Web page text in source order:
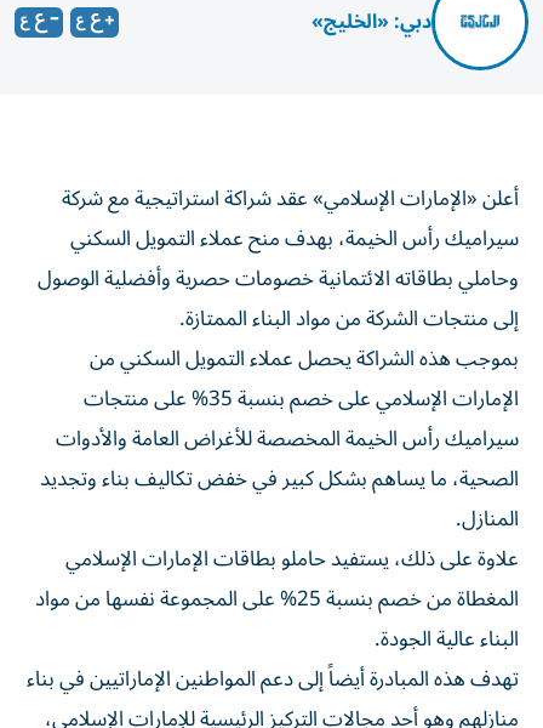
دبي: «الخليج»
أعلن «الإمارات الإسلامي» عقد شراكة استراتيجية مع شركة
سيراميك رأس الخيمة، بهدف منح عملاء التمويل السكني
وحاملي بطاقاته الائتمانية خصومات حصرية وأفضلية الوصول
إلى منتجات الشركة من مواد البناء الممتازة.
بموجب هذه الشراكة يحصل عملاء التمويل السكني من
الإمارات الإسلامي على خصم بنسبة 35% على منتجات
سيراميك رأس الخيمة المخصصة للأغراض العامة والأدوات
الصحية، ما يساهم بشكل كبير في خفض تكاليف بناء وتجديد
المنازل.
علاوة على ذلك، يستفيد حاملو بطاقات الإمارات الإسلامي
المغطاة من خصم بنسبة 25% على المجموعة نفسها من مواد
البناء عالية الجودة.
تهدف هذه المبادرة أيضاً إلى دعم المواطنين الإماراتيين في بناء